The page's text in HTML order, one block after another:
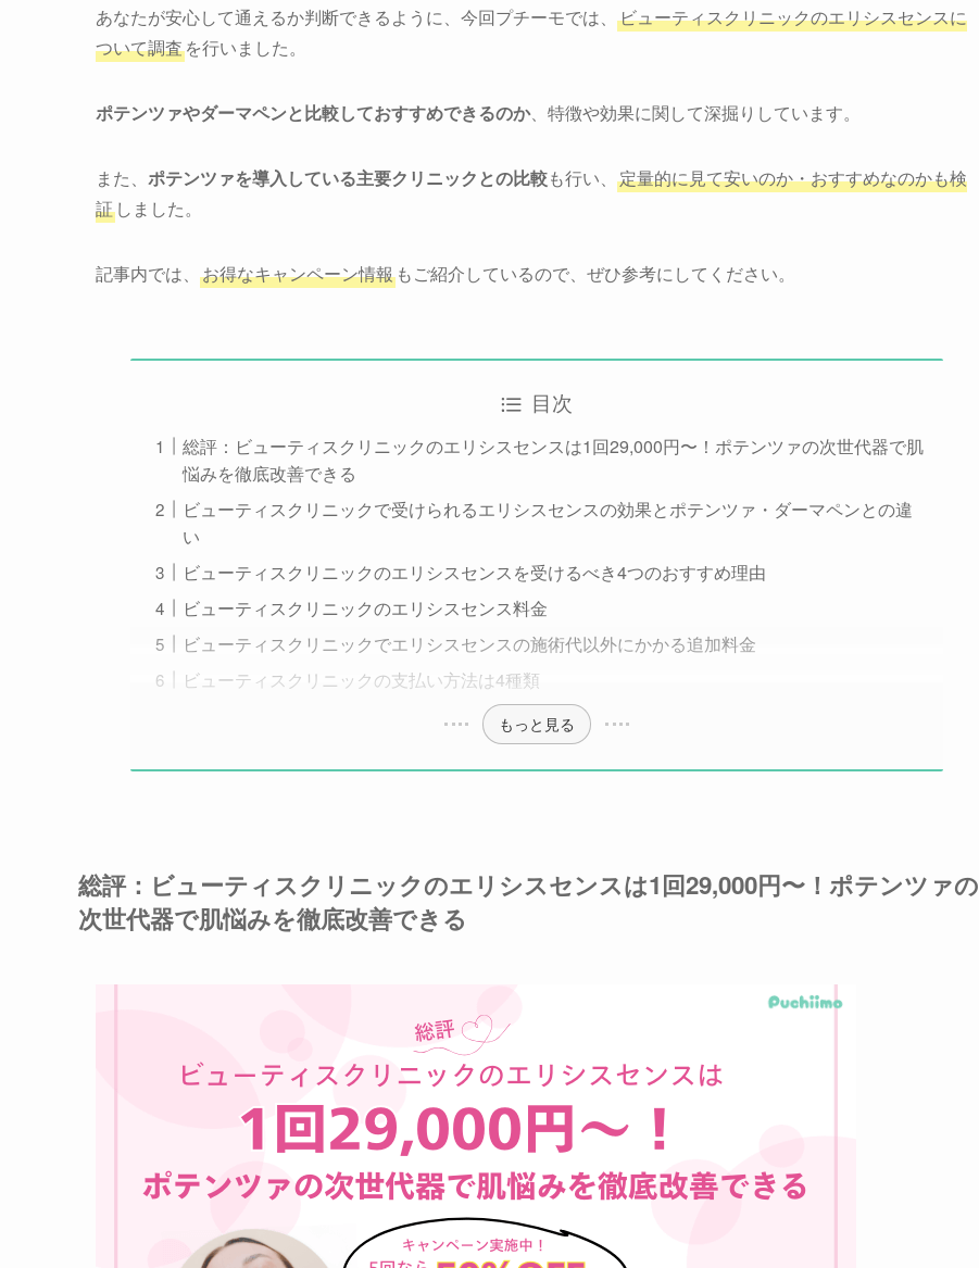
あなたが安心して通えるか判断できるように、今回プチーモでは、 ビューティスクリニックのエリシスセンスに
ついて調査を行いました。
ポテンツァやダーマペンと比較しておすすめできるのか、特徴や効果に関して深掘りしています。
また、 ポテンツァを導入している主要クリニックとの比較も行い、 定量的に見て安いのか・おすすめなのかも検
証 しました。
記事内では、 お得なキャンペーン情報 もご紹介しているので、ぜひ参考にしてください。
目次
総評：ビューティスクリニックのエリシスセンスは1回29,000円〜！ポテンツァの次世代器で肌
悩みを徹底改善できる
ビューティスクリニックで受けられるエリシスセンスの効果とポテンツァ・ダーマペンとの違
い
ビューティスクリニックのエリシスセンスを受けるべき4つのおすすめ理由
ビューティスクリニックのエリシスセンス料金
ビューティスクリニックでエリシスセンスの施術代以外にかかる追加料金
ビューティスクリニックの支払い方法は4種類
もっと見る
総評：ビューティスクリニックのエリシスセンスは1回29,000円〜！ポテンツァの
次世代器で肌悩みを徹底改善できる